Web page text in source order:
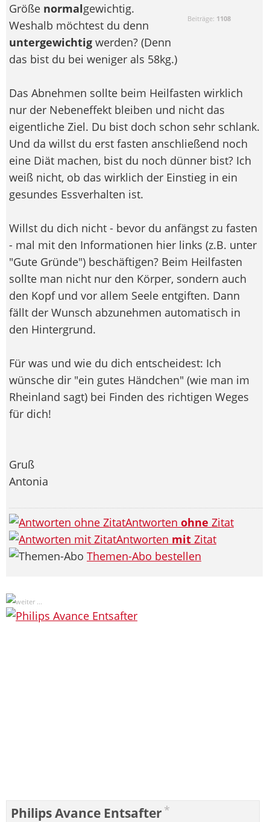
Beiträge: 1108
Größe normalgewichtig.
Weshalb möchtest du denn
untergewichtig werden? (Denn
das bist du bei weniger als 58kg.)
Das Abnehmen sollte beim Heilfasten wirklich
nur der Nebeneffekt bleiben und nicht das
eigentliche Ziel. Du bist doch schon sehr schlank.
Und da willst du erst fasten anschließend noch
eine Diät machen, bist du noch dünner bist? Ich
weiß nicht, ob das wirklich der Einstieg in ein
gesundes Essverhalten ist.
Willst du dich nicht - bevor du anfängst zu fasten
- mal mit den Informationen hier links (z.B. unter
"Gute Gründe") beschäftigen? Beim Heilfasten
sollte man nicht nur den Körper, sondern auch
den Kopf und vor allem Seele entgiften. Dann
fällt der Wunsch abzunehmen automatisch in
den Hintergrund.
Für was und wie du dich entscheidest: Ich
wünsche dir "ein gutes Händchen" (wie man im
Rheinland sagt) bei Finden des richtigen Weges
für dich!
Gruß
Antonia
Antworten ohne Zitat
Antworten mit Zitat
Themen-Abo bestellen
Philips Avance Entsafter *